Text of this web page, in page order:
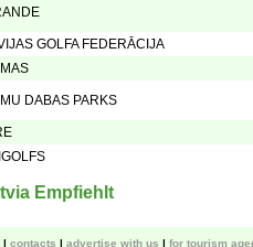
GOLFA FEDERĀCIJA
DABAS PARKS
Empfiehlt
contacts advertise with us for tourism